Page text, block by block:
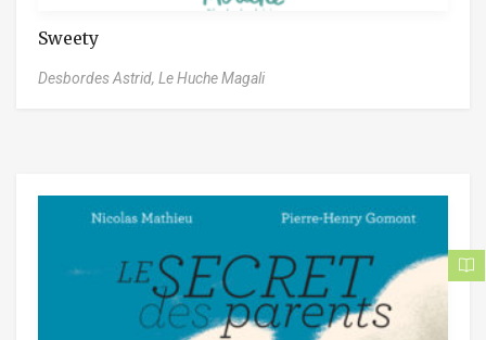
Sweety
Desbordes Astrid, Le Huche Magali